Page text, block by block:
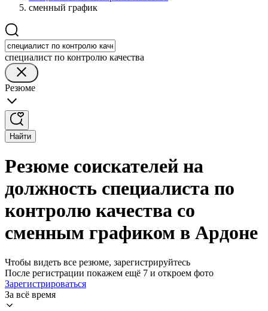
сменный график
специалист по контролю качества
Резюме
Найти
Резюме соискателей на
должность специалиста по
контролю качества со
сменным графиком в Ардоне
Чтобы видеть все резюме, зарегистрируйтесь
После регистрации покажем ещё 7 и откроем фото
Зарегистрироваться
За всё время